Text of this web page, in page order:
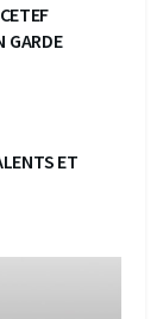
GARDE
ET